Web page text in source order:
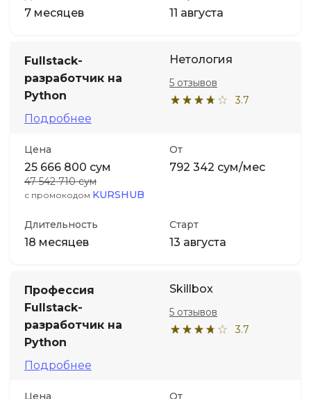
7 месяцев 11 августа
Fullstack-
разработчик на
Python
Подробнее
Нетология
3.7
5 отзывов
Цена
25 666 800 сум
47 542 710 сум
с промокодом KURSHUB
От
792 342 сум/мес
Длительность
18 месяцев
Старт
13 августа
Профессия
Fullstack-
разработчик на
Python
Подробнее
Skillbox
3.7
5 отзывов
Цена От
Акции и промокоды